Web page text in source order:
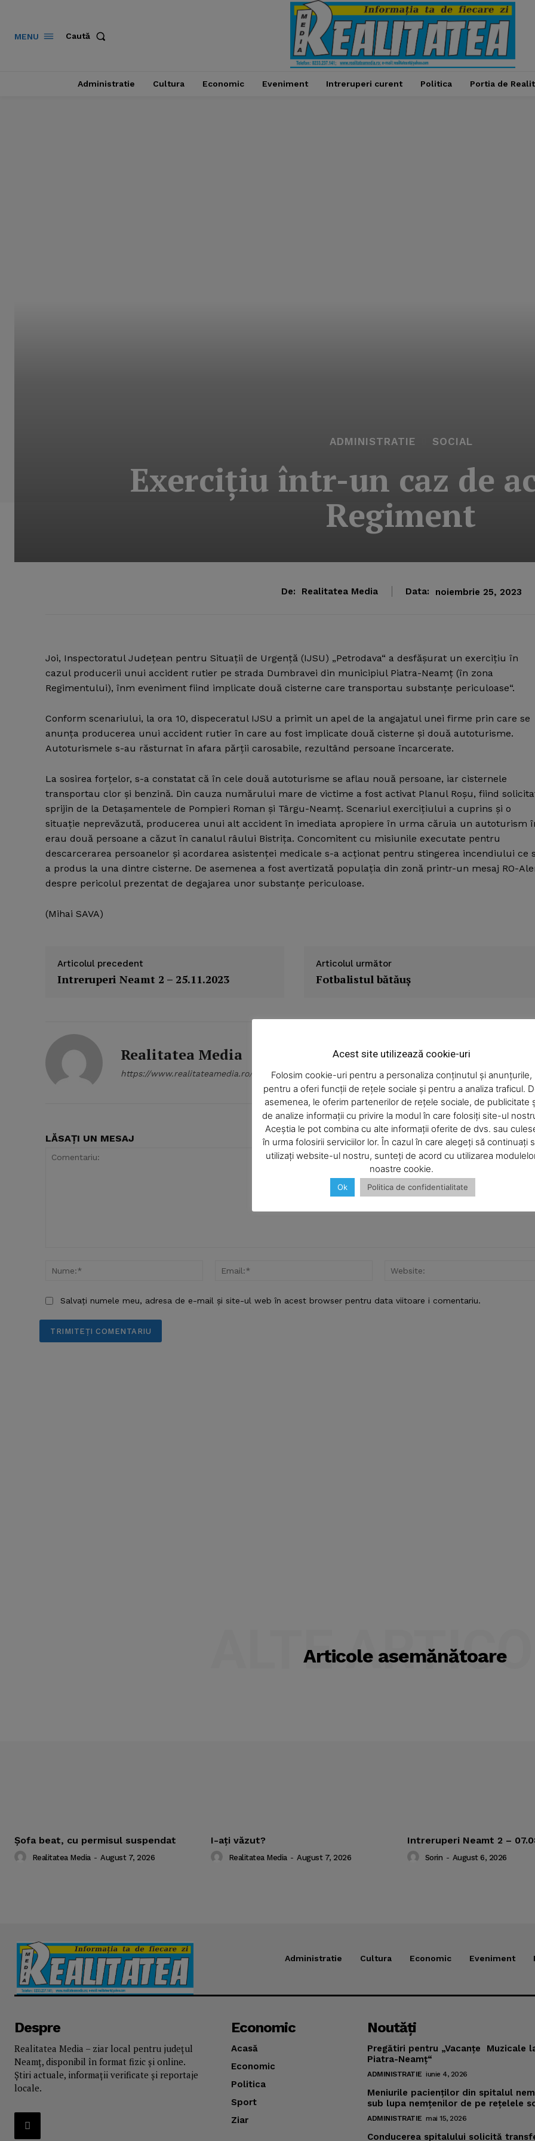
Company
About
Contact us
Subscription Plans
My account
MENU Caută
Administratie Cultura Economic Eveniment Intreruperi curent Politica Portia de
ADMINISTRATIE SOCIAL
Exerciţiu într-un caz de
Regiment
De: Realitatea Media Data: noiembrie 25, 2023
Joi, Inspectoratul Judeţean pentru Situaţii de Urgenţă (IJSU) „Petrodava“ a desfăşurat un exerciţiu în
cazul producerii unui accident rutier pe strada Dumbravei din municipiul Piatra-Neamţ (în zona
Regimentului), înm eveniment fiind implicate două cisterne care transportau substanţe periculoase“.
Conform scenariului, la ora 10, dispeceratul IJSU a primit un apel de la angajatul unei firme prin care se
anunţa producerea unui accident rutier în care au fost implicate două cisterne şi două autoturisme.
Autoturismele s-au răsturnat în afara părţii carosabile, rezultând persoane încarcerate.
La sosirea forţelor, s-a constatat că în cele două autoturisme se aflau nouă persoane, iar cisternele
transportau clor şi benzină. Din cauza numărului mare de victime a fost activat Planul Roşu, fiind
sprijin de la Detaşamentele de Pompieri Roman şi Târgu-Neamţ. Scenariul exerciţiului a cuprins şi o
situaţie neprevăzută, producerea unui alt accident în imediata apropiere în urma căruia un autoturism
erau două persoane a căzut în canalul râului Bistriţa. Concomitent cu misiunile executate pentru
descarcerarea persoanelor şi acordarea asistenţei medicale s-a acţionat pentru stingerea incendiului ce
a produs la una dintre cisterne. De asemenea a fost avertizată populaţia din zonă printr-un mesaj RO-
despre pericolul prezentat de degajarea unor substanţe periculoase.
(Mihai SAVA)
Articolul precedent
Intreruperi Neamt 2 – 25.11.2023
Articolul următor
Fotbalistul bătăuş
Realitatea Media
https://www.realitateamedia.ro/
LĂSAȚI UN MESAJ
Nume:*
Email:*
Salvați numele meu, adresa de e-mail și site-ul web în acest browser pentru data viitoare i comentariu.
Articole asemănătoare
ALTE
Şofa beat, cu permisul suspendat
Realitatea Media - August 7, 2026
I-aţi văzut?
Realitatea Media - August 7, 2026
Intreruperi Neamt 2 –
Sorin - August 6, 2026
Administratie Cultura Economic Eveniment
Despre
Realitatea Media – ziar local pentru județul
Neamț, disponibil în format fizic și online.
Știri actuale, informații verificate și reportaje
locale.
Economic
Acasă
Economic
Politica
Sport
Ziar
Noutăţi
Pregătiri pentru „Vacanţe Muzicale
Piatra-Neamţ“
ADMINISTRATIE iunie 4, 2026
Meniurile pacienţilor din spitalul
sub lupa nemţenilor de pe reţelele
ADMINISTRATIE mai 15, 2026
Conducerea spitalului solicită
Acest site utilizează cookie-uri
Folosim cookie-uri pentru a personaliza conținutul și anunțurile,
pentru a oferi funcții de rețele sociale și pentru a analiza traficul.
asemenea, le oferim partenerilor de rețele sociale, de publicitate
de analize informații cu privire la modul în care folosiți site-ul
Aceștia le pot combina cu alte informații oferite de dvs. sau
în urma folosirii serviciilor lor. În cazul în care alegeți să continuați
utilizați website-ul nostru, sunteți de acord cu utilizarea
noastre cookie.
Ok Politica de confidentialitate